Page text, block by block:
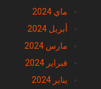
ماي 2024
أبريل 2024
مارس 2024
فبراير 2024
يناير 2024